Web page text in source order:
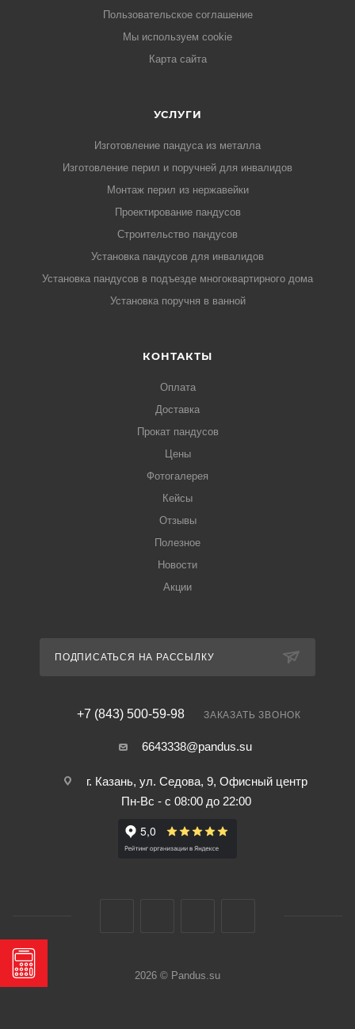
Пользовательское соглашение
Мы используем cookie
Карта сайта
УСЛУГИ
Изготовление пандуса из металла
Изготовление перил и поручней для инвалидов
Монтаж перил из нержавейки
Проектирование пандусов
Строительство пандусов
Установка пандусов для инвалидов
Установка пандусов в подъезде многоквартирного дома
Установка поручня в ванной
КОНТАКТЫ
Оплата
Доставка
Прокат пандусов
Цены
Фотогалерея
Кейсы
Отзывы
Полезное
Новости
Акции
ПОДПИСАТЬСЯ НА РАССЫЛКУ
+7 (843) 500-59-98 ЗАКАЗАТЬ ЗВОНОК
6643338@pandus.su
г. Казань, ул. Седова, 9, Офисный центр
Пн-Вс - с 08:00 до 22:00
2026 © Pandus.su